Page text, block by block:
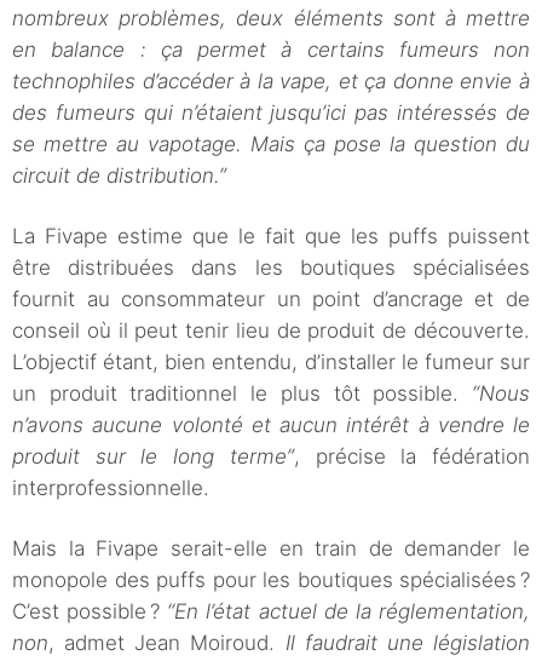
nombreux problèmes, deux éléments sont à mettre
en balance : ça permet à certains fumeurs non
technophiles d’accéder à la vape, et ça donne envie à
des fumeurs qui n’étaient jusqu’ici pas intéressés de
se mettre au vapotage. Mais ça pose la question du
circuit de distribution.”
La Fivape estime que le fait que les puffs puissent
être distribuées dans les boutiques spécialisées
fournit au consommateur un point d’ancrage et de
conseil où il peut tenir lieu de produit de découverte.
L’objectif étant, bien entendu, d’installer le fumeur sur
un produit traditionnel le plus tôt possible. “Nous
n’avons aucune volonté et aucun intérêt à vendre le
produit sur le long terme”, précise la fédération
interprofessionnelle.
Mais la Fivape serait-elle en train de demander le
monopole des puffs pour les boutiques spécialisées ?
C’est possible ? “En l’état actuel de la réglementation,
non, admet Jean Moiroud. Il faudrait une législation